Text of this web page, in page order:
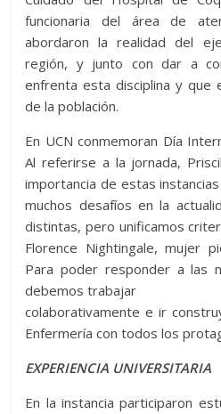
funcionaria del área de
abordaron la realidad del
región, y junto con dar a
enfrenta esta disciplina y que
de la población.
En UCN conmemoran Día
Al referirse a la jornada,
importancia de estas
muchos desafíos en la
distintas, pero unificamos
Florence Nightingale, mujer
Para poder responder a las
debemos trabajar
colaborativamente e ir
Enfermería con todos los
EXPERIENCIA UNIVERSITARIA
En la instancia participaron